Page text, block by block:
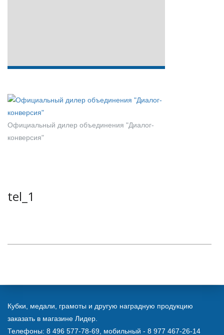
Официальный дилер объединения "Диалог-
конверсия"
tel_1
Кубки, медали, грамоты и другую наградную продукцию
заказать в магазине Лидер.
Телефоны: 8 496 577-78-69, мобильный - 8 977 467-26-14